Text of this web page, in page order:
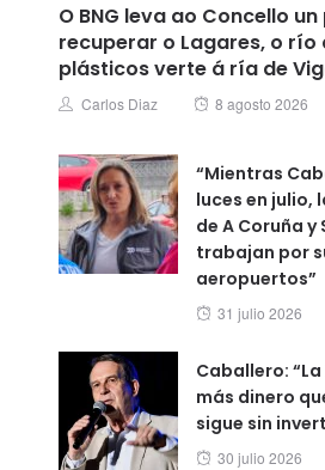
O BNG leva ao Concello
recuperar o Lagares, o río
plásticos verte á ría de
Author
Carlos Diaz
Posted
8 agosto 2026
“Mientras
luces en julio,
de A Coruña
trabajan por
aeropuertos”
Posted
31 julio 2026
Caballero:
más dinero
sigue sin
Posted
30 julio 2026